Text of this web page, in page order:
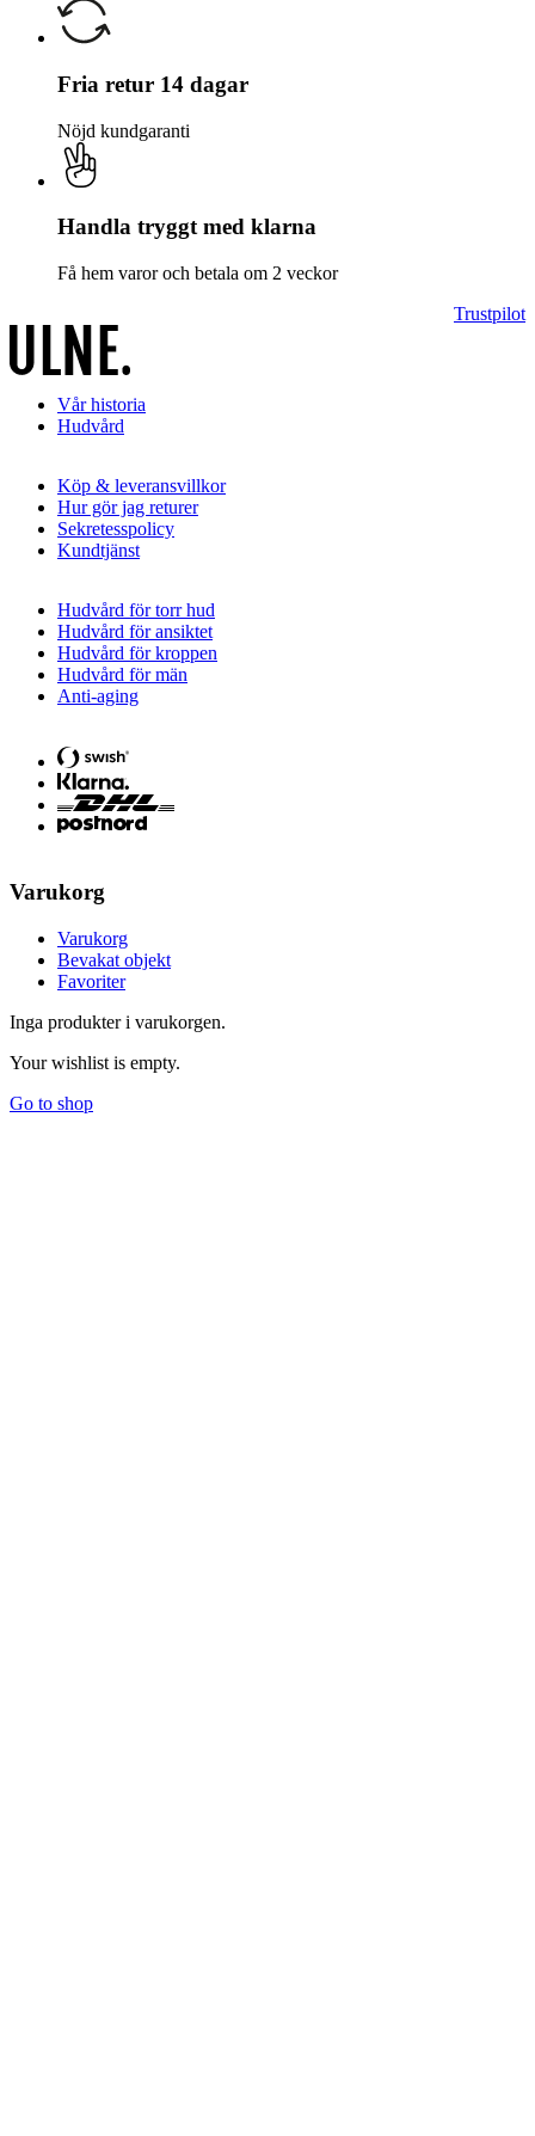
Fria retur 14 dagar
Nöjd kundgaranti
Handla tryggt med klarna
Få hem varor och betala om 2 veckor
Trustpilot
Vår historia
Hudvård
Köp & leveransvillkor
Hur gör jag returer
Sekretesspolicy
Kundtjänst
Hudvård för torr hud
Hudvård för ansiktet
Hudvård för kroppen
Hudvård för män
Anti-aging
Varukorg
Varukorg
Bevakat objekt
Favoriter
Inga produkter i varukorgen.
Your wishlist is empty.
Go to shop